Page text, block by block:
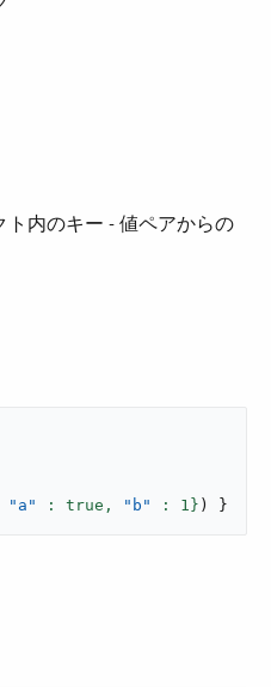
内のキー - 値ペアからの
"a" : true, "b" : 1 } ) }